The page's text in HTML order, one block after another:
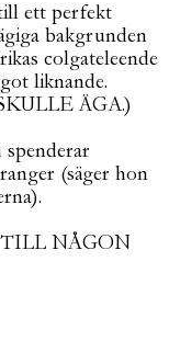
ett perfekt
bakgrunden
colgateleende
liknande.
ÄGA.)
(säger hon
NÅGON